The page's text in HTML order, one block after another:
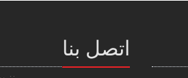
اتصل بنا